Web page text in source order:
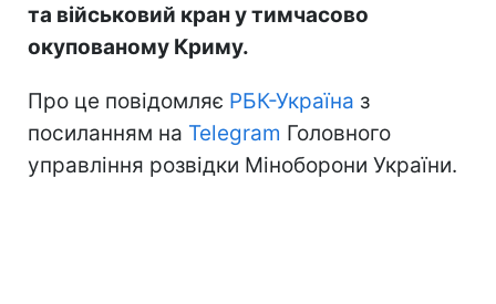
та військовий кран у тимчасово
окупованому Криму.
Про це повідомляє РБК-Україна з
посиланням на Telegram Головного
управління розвідки Міноборони України.